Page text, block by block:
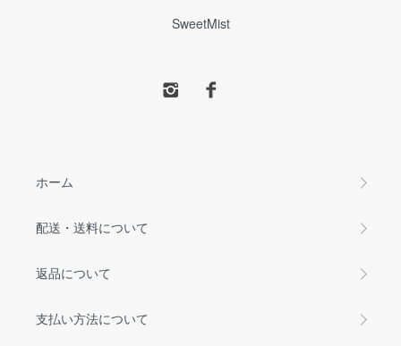
SweetMist
ホーム
配送・送料について
返品について
支払い方法について